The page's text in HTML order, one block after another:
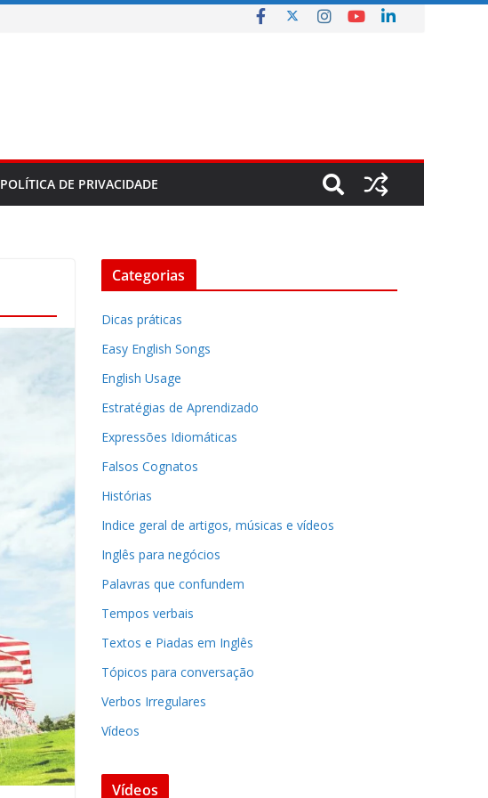
POLÍTICA DE PRIVACIDADE
Categorias
Dicas práticas
Easy English Songs
English Usage
Estratégias de Aprendizado
Expressões Idiomáticas
Falsos Cognatos
Histórias
Indice geral de artigos, músicas e vídeos
Inglês para negócios
Palavras que confundem
Tempos verbais
Textos e Piadas em Inglês
Tópicos para conversação
Verbos Irregulares
Vídeos
Vídeos